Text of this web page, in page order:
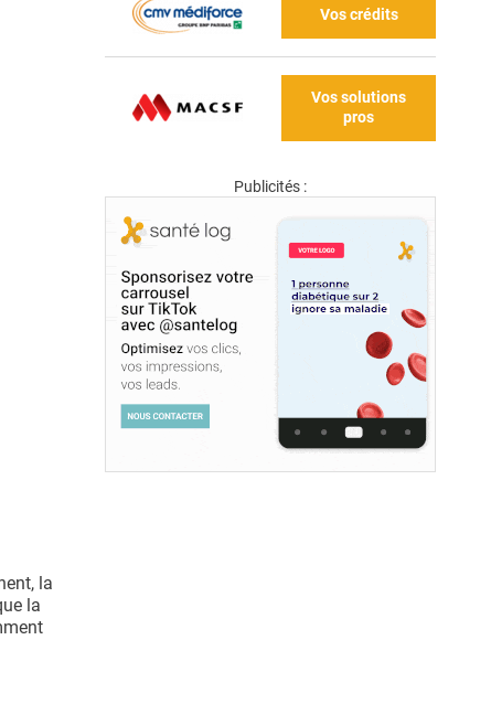
la
la
Vos crédits
Vos solutions
pros
Publicités :